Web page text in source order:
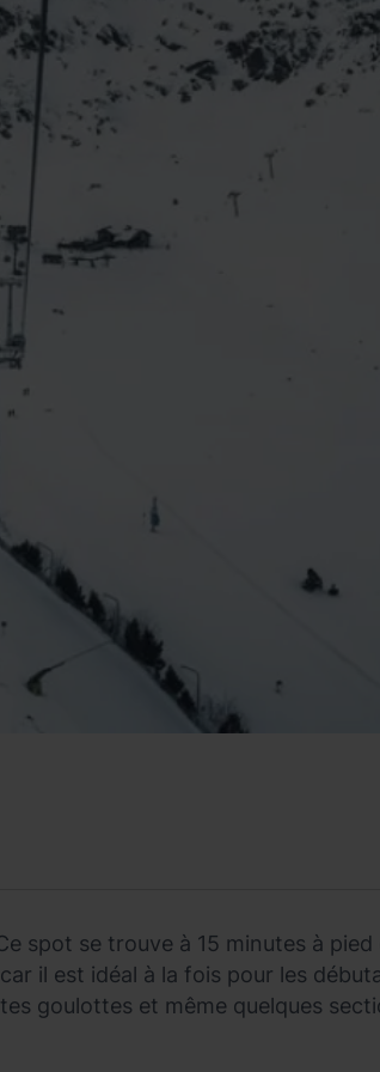
spot se trouve à 15 minutes à
il est idéal à la fois pour les
goulottes et même quelques